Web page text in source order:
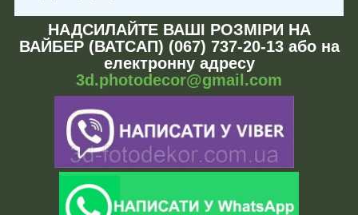
НАДСИЛАЙТЕ ВАШІ РОЗМІРИ НА
ВАЙБЕР (ВАТСАП) (067) 737-20-13 або на
електронну адресу
3d.photodecor@gmail.com